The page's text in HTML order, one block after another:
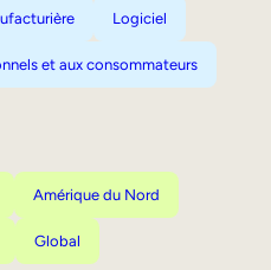
Logiciel
et aux consommateurs
Amérique du Nord
Global